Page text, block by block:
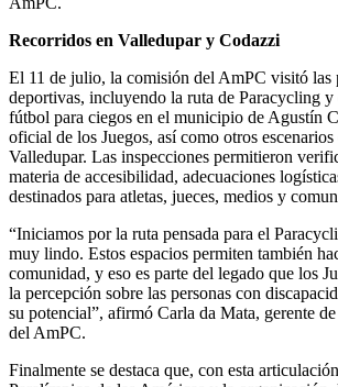
Recorridos en Valledupar y Codazzi
El 11 de julio, la comisión del AmPC visitó las
deportivas, incluyendo la ruta de Paracycling y
fútbol para ciegos en el municipio de Agustín
oficial de los Juegos, así como otros
Valledupar. Las inspecciones permitieron
materia de accesibilidad, adecuaciones
destinados para atletas, jueces, medios y
“Iniciamos por la ruta pensada para el
muy lindo. Estos espacios permiten también
comunidad, y eso es parte del legado que los
la percepción sobre las personas con
su potencial”, afirmó Carla da Mata, gerente
del AmPC.
Finalmente se destaca que, con esta